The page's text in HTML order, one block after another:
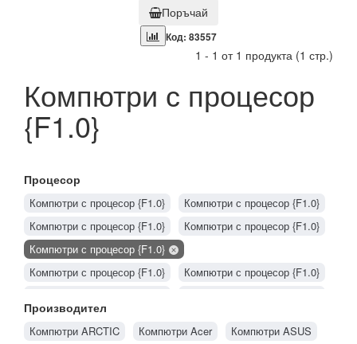
Поръчай
Код: 83557
1 - 1 от 1 продукта (1 стр.)
Компютри с процесор
{F1.0}
Процесор
Компютри с процесор {F1.0}
Компютри с процесор {F1.0}
Компютри с процесор {F1.0}
Компютри с процесор {F1.0}
Компютри с процесор {F1.0}
Компютри с процесор {F1.0}
Компютри с процесор {F1.0}
Компютри с процесор {F1.0}
Производител
Компютри ARCTIC Компютри Acer Компютри ASUS